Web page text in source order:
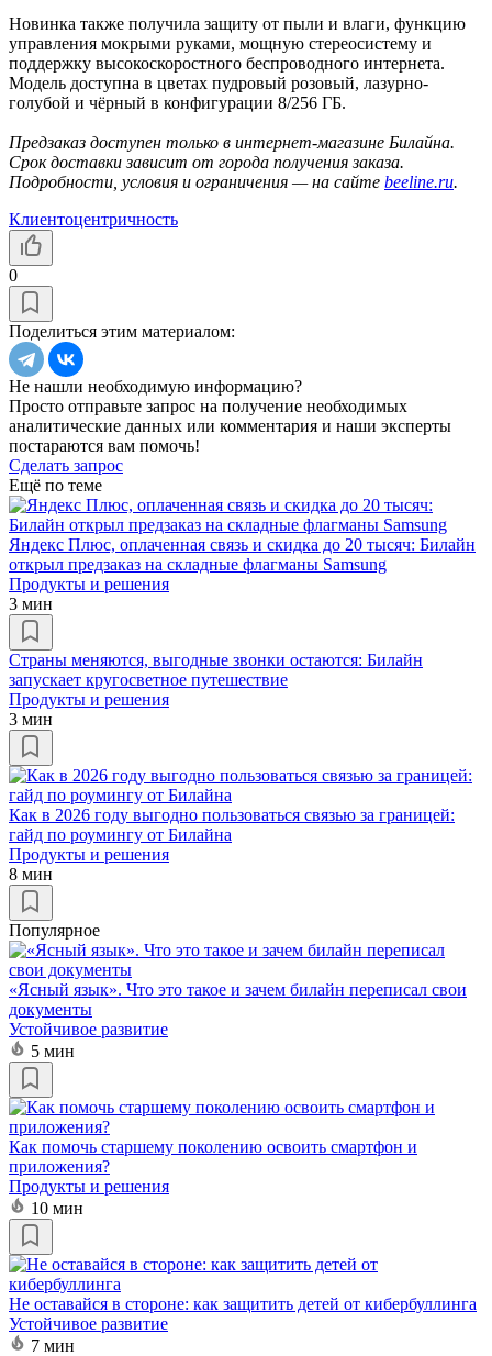
Новинка также получила защиту от пыли и влаги, функцию
управления мокрыми руками, мощную стереосистему и
поддержку высокоскоростного беспроводного интернета.
Модель доступна в цветах пудровый розовый, лазурно-
голубой и чёрный в конфигурации 8/256 ГБ.
Предзаказ доступен только в интернет-магазине Билайна.
Срок доставки зависит от города получения заказа.
Подробности, условия и ограничения — на сайте beeline.ru.
Клиентоцентричность
0
Поделиться этим материалом:
Не нашли необходимую информацию?
Просто отправьте запрос на получение необходимых
аналитические данных или комментария и наши эксперты
постараются вам помочь!
Сделать запрос
Ещё по теме
Яндекс Плюс, оплаченная связь и скидка до 20 тысяч: Билайн
открыл предзаказ на складные флагманы Samsung
Продукты и решения
3 мин
Страны меняются, выгодные звонки остаются: Билайн
запускает кругосветное путешествие
Продукты и решения
3 мин
Как в 2026 году выгодно пользоваться связью за границей:
гайд по роумингу от Билайна
Продукты и решения
8 мин
Популярное
«Ясный язык». Что это такое и зачем билайн переписал свои
документы
Устойчивое развитие
5 мин
Как помочь старшему поколению освоить смартфон и
приложения?
Продукты и решения
10 мин
Не оставайся в стороне: как защитить детей от кибербуллинга
Устойчивое развитие
7 мин